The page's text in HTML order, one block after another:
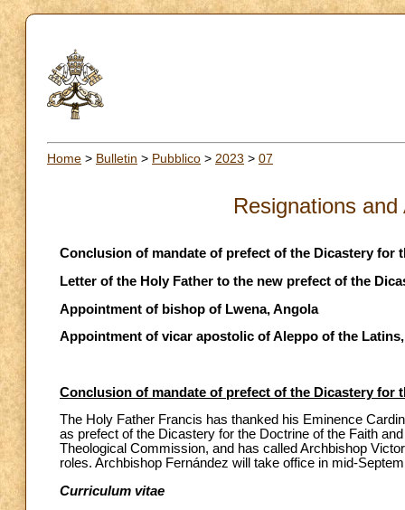
Home > Bulletin > Pubblico > 2023 > 07
Resignations
Conclusion of mandate of prefect of the Dicastery for
Letter of the Holy Father to the new prefect of the
Appointment of bishop of Lwena, Angola
Appointment of vicar apostolic of Aleppo of the
Conclusion of mandate of prefect of the Dicastery for
The Holy Father Francis has thanked his Eminence
as prefect of the Dicastery for the Doctrine of the Faith
Theological Commission, and has called Archbishop
roles. Archbishop Fernández will take office in mid-
Curriculum vitae